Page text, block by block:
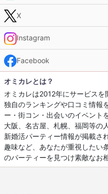
X
Instagram
Facebook
オミカレとは？
オミカレは2012年にサービスを
独自のランキングや口コミ情報
ー・街コン・出会いのイベント
大阪、名古屋、札幌、福岡等の
新婚活パーティー情報が掲載さ
趣味など、あなたが重視したい
のパーティーを見つけ素敵なお